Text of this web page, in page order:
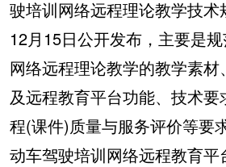
驶培训网络远程理论教学技
12月15日公开发布，主要是
网络远程理论教学的教学素
及远程教育平台功能、技术
程(课件)质量与服务评价等要
动车驾驶培训网络远程教育